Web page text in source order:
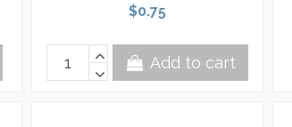
$0.75
Add to cart